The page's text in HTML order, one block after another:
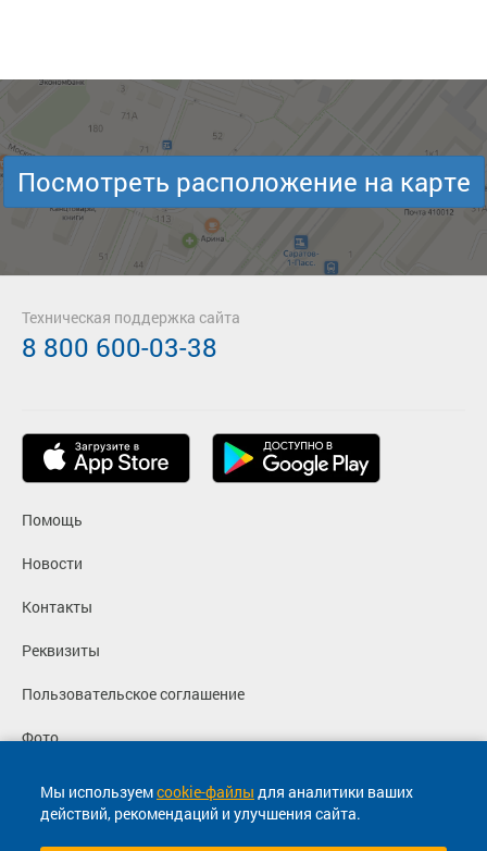
Мы используемcookie-файлы для аналитики ваших
действий, рекомендаций и улучшения сайта.
Посмотреть расположение на карте
Помощь
Новости
Контакты
Реквизиты
Пользовательское соглашение
Фото
Политика конфиденциальности
Согласие на маркетинговые сообщения
Техническая поддержка сайта
8 800 600-03-38